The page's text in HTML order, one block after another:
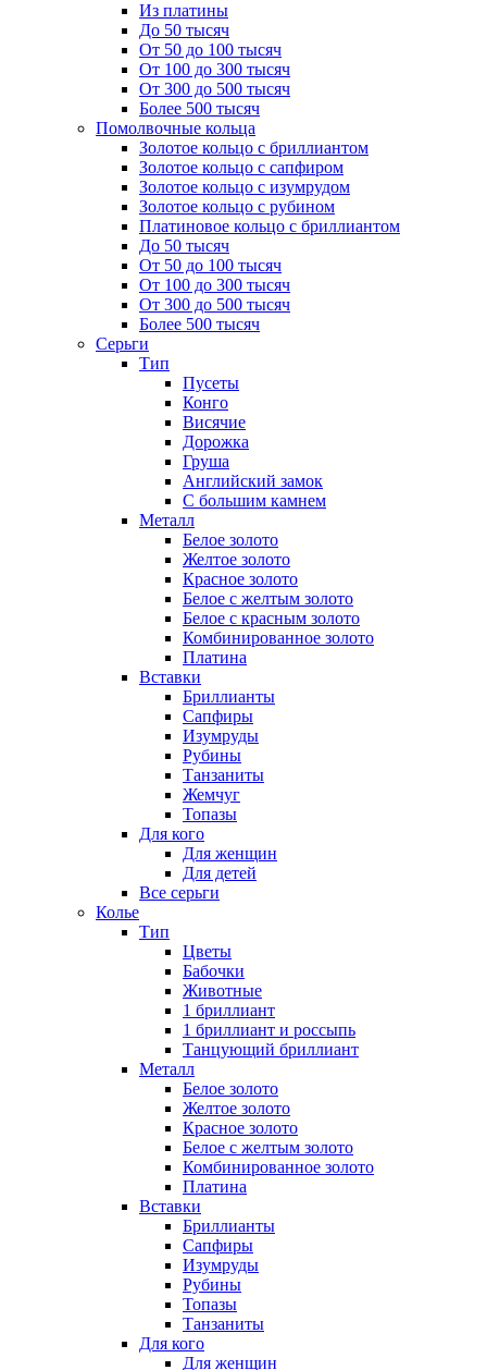
Из платины
До 50 тысяч
От 50 до 100 тысяч
От 100 до 300 тысяч
От 300 до 500 тысяч
Более 500 тысяч
Помолвочные кольца
Золотое кольцо с бриллиантом
Золотое кольцо с сапфиром
Золотое кольцо с изумрудом
Золотое кольцо с рубином
Платиновое кольцо с бриллиантом
До 50 тысяч
От 50 до 100 тысяч
От 100 до 300 тысяч
От 300 до 500 тысяч
Более 500 тысяч
Серьги
Тип
Пусеты
Конго
Висячие
Дорожка
Груша
Английский замок
С большим камнем
Металл
Белое золото
Желтое золото
Красное золото
Белое с желтым золото
Белое с красным золото
Комбинированное золото
Платина
Вставки
Бриллианты
Сапфиры
Изумруды
Рубины
Танзаниты
Жемчуг
Топазы
Для кого
Для женщин
Для детей
Все серьги
Колье
Тип
Цветы
Бабочки
Животные
1 бриллиант
1 бриллиант и россыпь
Танцующий бриллиант
Металл
Белое золото
Желтое золото
Красное золото
Белое с желтым золото
Комбинированное золото
Платина
Вставки
Бриллианты
Сапфиры
Изумруды
Рубины
Топазы
Танзаниты
Для кого
Для женщин